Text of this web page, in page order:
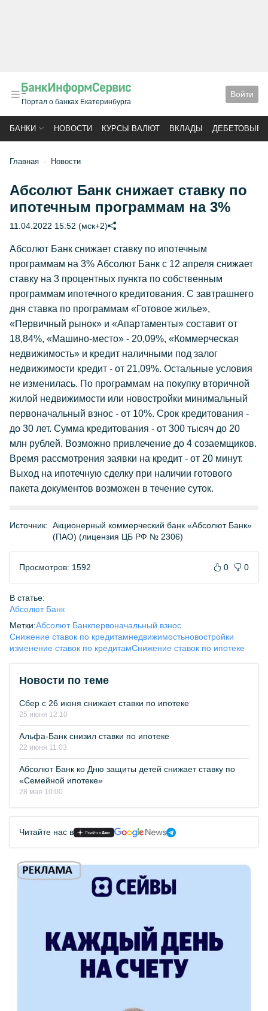
Портал о банках Екатеринбурга
Войти
БАНКИ НОВОСТИ КУРСЫ ВАЛЮТ ВКЛАДЫ ДЕБЕТОВЫЕ
Главная Новости
Абсолют Банк снижает ставку по
ипотечным программам на 3%
11.04.2022 15:52 (мск+2)
Абсолют Банк снижает ставку по ипотечным
программам на 3% Абсолют Банк с 12 апреля снижает
ставку на 3 процентных пункта по собственным
программам ипотечного кредитования. С завтрашнего
дня ставка по программам «Готовое жилье»,
«Первичный рынок» и «Апартаменты» составит от
18,84%, «Машино-место» - 20,09%, «Коммерческая
недвижимость» и кредит наличными под залог
недвижимости кредит - от 21,09%. Остальные условия
не изменилась. По программам на покупку вторичной
жилой недвижимости или новостройки минимальный
первоначальный взнос - от 10%. Срок кредитования -
до 30 лет. Сумма кредитования - от 300 тысяч до 20
млн рублей. Возможно привлечение до 4 созаемщиков.
Время рассмотрения заявки на кредит - от 20 минут.
Выход на ипотечную сделку при наличии готового
пакета документов возможен в течение суток.
Источник: Акционерный коммерческий банк «Абсолют Банк»
(ПАО) (лицензия ЦБ РФ № 2306)
Просмотров: 1592 0 0
В статье:
Абсолют Банк
Метки:Абсолют Банкпервоначальный взнос
Снижение ставок по кредитамнедвижимостьновостройки
изменение ставок по кредитамСнижение ставок по ипотеке
Новости по теме
Сбер с 26 июня снижает ставки по ипотеке
25 июня 12:10
Альфа-Банк снизил ставки по ипотеке
22 июня 11:03
Абсолют Банк ко Дню защиты детей снижает ставку по
«Семейной ипотеке»
28 мая 10:00
Читайте нас в